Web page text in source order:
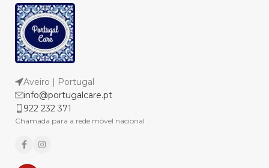
Aveiro | Portugal
info@portugalcare.pt
922 232 371
Chamada para a rede móvel nacional